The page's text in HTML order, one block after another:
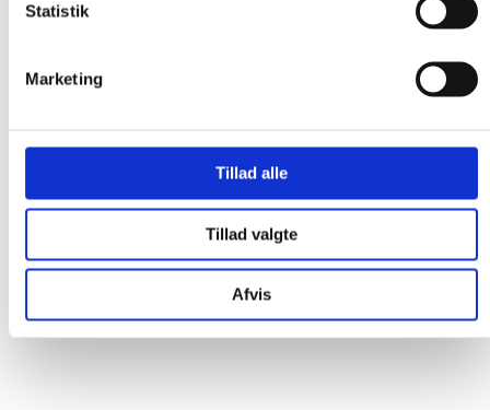
Statistik
Marketing
Tillad alle
Tillad valgte
Afvis